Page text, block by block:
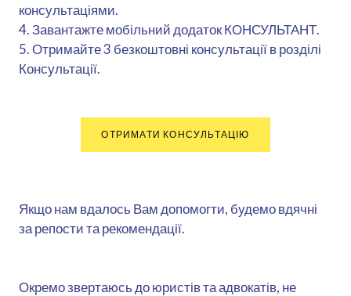
консультаціями.
4. Завантажте мобільний додаток КОНСУЛЬТАНТ.
5. Отримайте 3 безкоштовні консультації в розділі
Консультації.
ОТРИМАТИ КОНСУЛЬТАЦІЮ
Якщо нам вдалось Вам допомогти, будемо вдячні
за репости та рекомендації.
Окремо звертаюсь до юристів та адвокатів, не